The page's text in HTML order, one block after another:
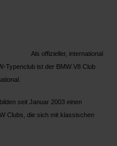
Als offizieller, international
Typenclub ist der BMW V8 Club
seit Januar 2003 einen
Clubs, die sich mit klassischen